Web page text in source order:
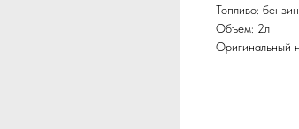
Топливо: бензин
Объем: 2л
Оригинальный